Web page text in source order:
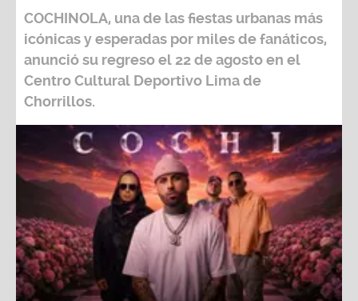
COCHINOLA, una de las fiestas urbanas más
icónicas y esperadas por miles de fanáticos,
anunció su regreso el 22 de agosto en el
Centro Cultural Deportivo Lima de
Chorrillos.